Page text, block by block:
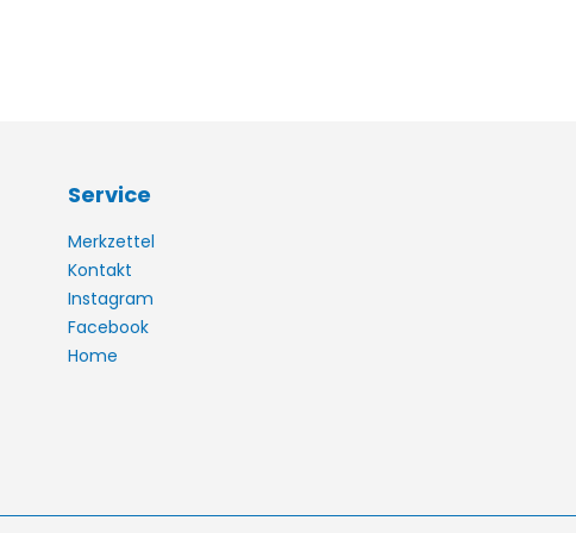
Service
Merkzettel
Kontakt
Instagram
Facebook
Home